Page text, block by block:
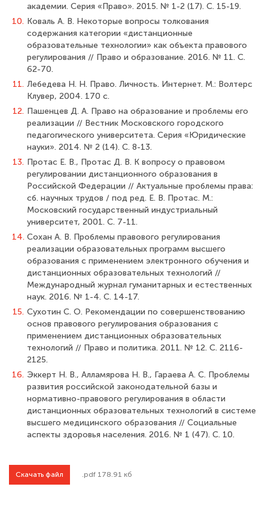
академии. Серия «Право». 2015. № 1-2 (17). С. 15-19.
10. Коваль А. В. Некоторые вопросы толкования
содержания категории «дистан­ционные
образовательные технологии» как объекта правового
регулирования // Право и образование. 2016. № 11. С.
62-70.
11. Лебедева Н. Н. Право. Личность. Интернет. М.: Волтерс
Клувер, 2004. 170 с.
12. Пашенцев Д. А. Право на образование и проблемы его
реализации // Вестник Московского городского
педагогического университета. Серия «Юридические
науки». 2014. № 2 (14). С. 8-13.
13. Протас Е. В., Протас Д. В. К вопросу о правовом
регулировании дистан­ционного образования в
Российской Федерации // Актуальные проблемы права:
сб. научных трудов / под ред. Е. В. Протас. М.:
Московский государственный индуст­риальный
университет, 2001. С. 7-11.
14. Сохан А. В. Проблемы правового регулирования
реализации образовательных программ высшего
образования с применением электронного обучения и
дистанцион­ных образовательных технологий //
Международный журнал гуманитарных и естест­венных
наук. 2016. № 1-4. С. 14-17.
15. Сухотин С. О. Рекомендации по совершенствованию
основ правового регули­рования образования с
применением дистанционных образовательных
технологий // Право и политика. 2011. № 12. С. 2116-
2125.
16. Эккерт Н. В., Алламярова Н. В., Гараева А. С. Проблемы
развития рос­сийской законодательной базы и
нормативно-правового регулирования в области
дистанционных образовательных технологий в системе
высшего медицинского обра­зования // Социальные
аспекты здоровья населения. 2016. № 1 (47). С. 10.
Скачать файл .pdf 178.91 кб